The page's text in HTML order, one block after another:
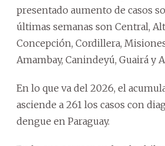
presentado aumento de casos
últimas semanas son Central,
Concepción, Cordillera,
Amambay, Canindeyú, Guairá y
En lo que va del 2026, el
asciende a 261 los casos con
dengue en Paraguay.